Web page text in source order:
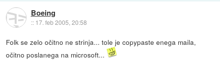
Boeing
:: 17. feb 2005, 20:58
Folk se zelo očitno ne strinja... tole je copypaste enega maila,
očitno poslanega na microsoft...